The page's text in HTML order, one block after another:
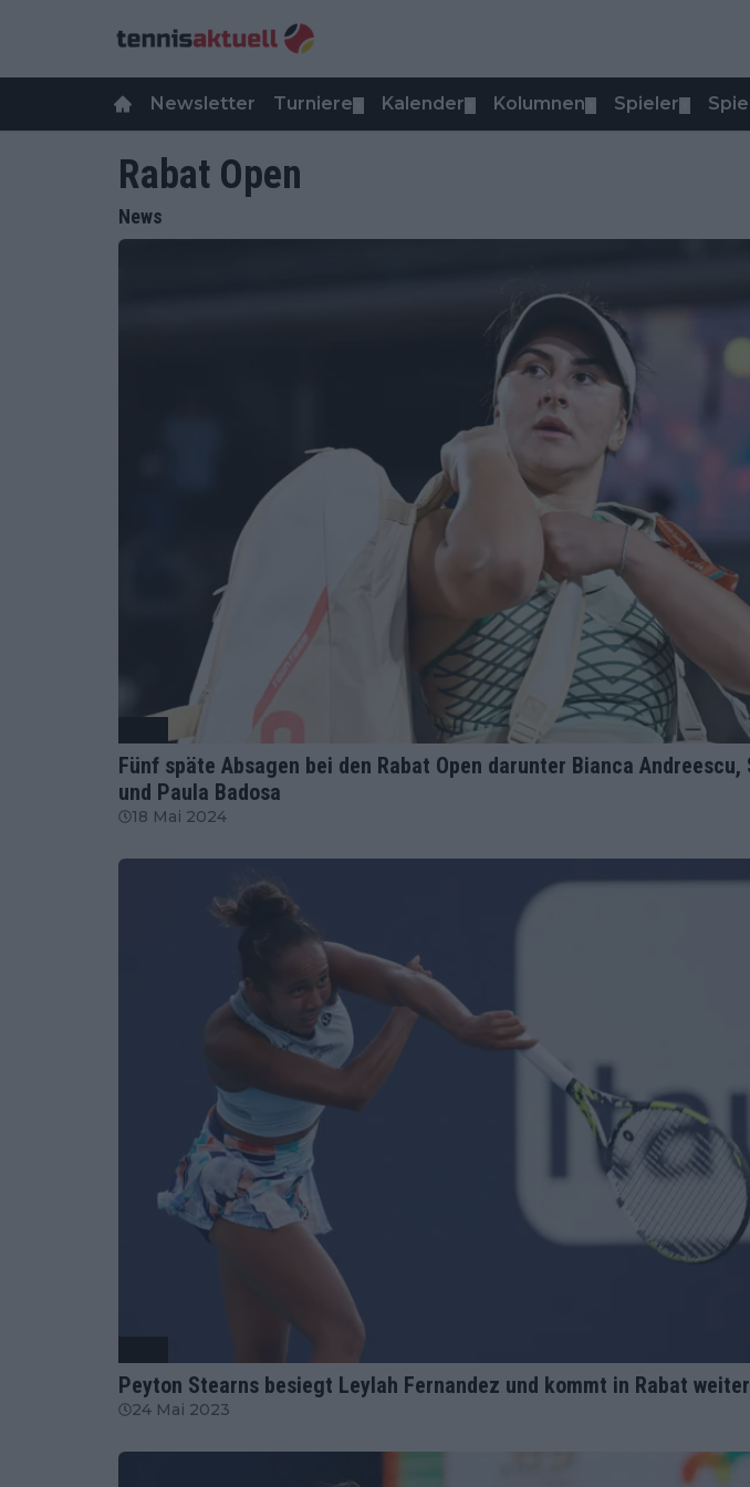
Newsletter Turniere Kalender Kolumnen Spieler
Rabat Open
News
Fünf späte Absagen bei den Rabat Open darunter Bianca Andreescu,
und Paula Badosa
18 Mai 2024
Peyton Stearns besiegt Leylah Fernandez und kommt in Rabat weiter
24 Mai 2023